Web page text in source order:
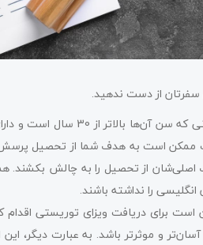
سفرتان از دست ندهید.
دریافت ویزای تحصیلی برای
است به هدف شما از تحصیل پرسش
را نداشته باشند.
برای دریافت ویزای توریستی اقدام
و موثرتر باشد. به عبارت دیگر، این